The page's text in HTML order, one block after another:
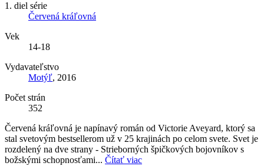
1. diel série
Červená kráľovná
Vek
14-18
Vydavateľstvo
Motýľ, 2016
Počet strán
352
Červená kráľovná je napínavý román od Victorie Aveyard, ktorý sa
stal svetovým bestsellerom už v 25 krajinách po celom svete. Svet je
rozdelený na dve strany - Strieborných špičkových bojovníkov s
božskými schopnosťami... Čítať viac